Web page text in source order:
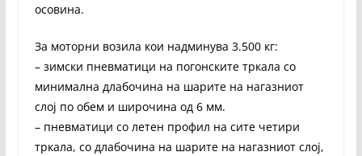
осовина.
За моторни возила кои надминува 3.500 кг:
– зимски пневматици на погонските тркала со
минимална длабочина на шарите на нагазниот
слој по обем и широчина од 6 мм.
– пневматици со летен профил на сите четири
тркала, со длабочина на шарите на нагазниот слој,